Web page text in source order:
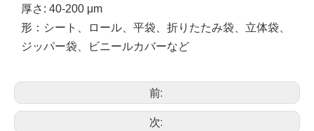
厚さ: 40-200 μm
形 ： シート、ロール、平袋、折りたたみ袋、立体袋、
ジッパー袋、ビニールカバーなど
前:
次: